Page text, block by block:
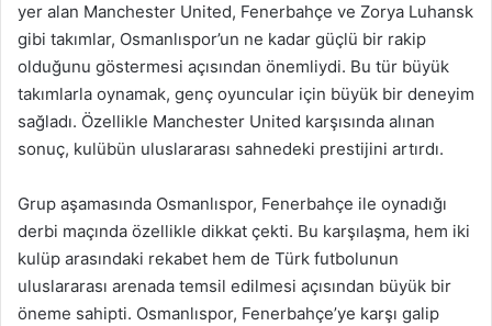
yer alan Manchester United, Fenerbahçe ve Zorya Luhansk
gibi takımlar, Osmanlıspor’un ne kadar güçlü bir rakip
olduğunu göstermesi açısından önemliydi. Bu tür büyük
takımlarla oynamak, genç oyuncular için büyük bir deneyim
sağladı. Özellikle Manchester United karşısında alınan
sonuç, kulübün uluslararası sahnedeki prestijini artırdı.
Grup aşamasında Osmanlıspor, Fenerbahçe ile oynadığı
derbi maçında özellikle dikkat çekti. Bu karşılaşma, hem iki
kulüp arasındaki rekabet hem de Türk futbolunun
uluslararası arenada temsil edilmesi açısından büyük bir
öneme sahipti. Osmanlıspor, Fenerbahçe’ye karşı galip